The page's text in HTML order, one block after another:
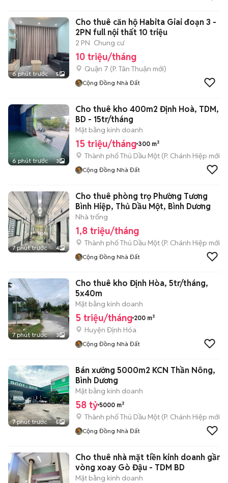
6 phút trước 5
Cho thuê căn hộ Habita Giai đoạn 3 -
2PN full nội thất 10 triệu
2 PN Chung cư
10 triệu/tháng
Quận 7 (P. Tân Thuận mới)
Cộng Đồng Nhà Đất
6 phút trước 3
Cho thuê kho 400m2 Định Hoà, TDM,
BD - 15tr/tháng
Mặt bằng kinh doanh
15 triệu/tháng 300 m²
Thành phố Thủ Dầu Một (P. Chánh Hiệp mới)
Cộng Đồng Nhà Đất
7 phút trước 4
Cho thuê phòng trọ Phường Tương
Bình Hiệp, Thủ Dầu Một, Bình Dương
Nhà trống
1,8 triệu/tháng
Thành phố Thủ Dầu Một (P. Chánh Hiệp mới)
Cộng Đồng Nhà Đất
7 phút trước 3
Cho thuê kho Định Hòa, 5tr/tháng,
5x40m
Mặt bằng kinh doanh
5 triệu/tháng 200 m²
Huyện Định Hóa
Cộng Đồng Nhà Đất
7 phút trước 5
Bán xưởng 5000m2 KCN Thần Nông,
Bình Dương
Mặt bằng kinh doanh
58 tỷ 5000 m²
Thành phố Thủ Dầu Một (P. Chánh Hiệp mới)
Cộng Đồng Nhà Đất
Cho thuê nhà mặt tiền kinh doanh gần
vòng xoay Gò Đậu - TDM BD
Mặt bằng kinh doanh